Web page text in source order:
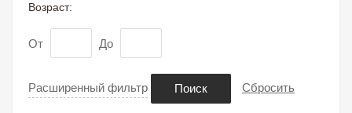
Возраст:
От До
Расширенный фильтр Поиск Сбросить